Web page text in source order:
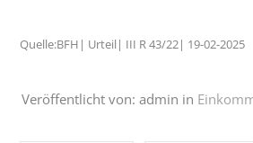
Quelle:BFH| Urteil| III R 43/22| 19-02-2025
Veröffentlicht von: admin in